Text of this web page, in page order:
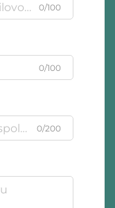
0/100
0/100
0/200